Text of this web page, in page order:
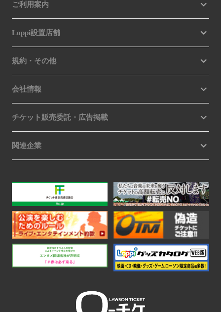
ご利用案内
Loppi設置店舗
規約・その他
会社情報
チケット販売委託・広告掲載
関連企業